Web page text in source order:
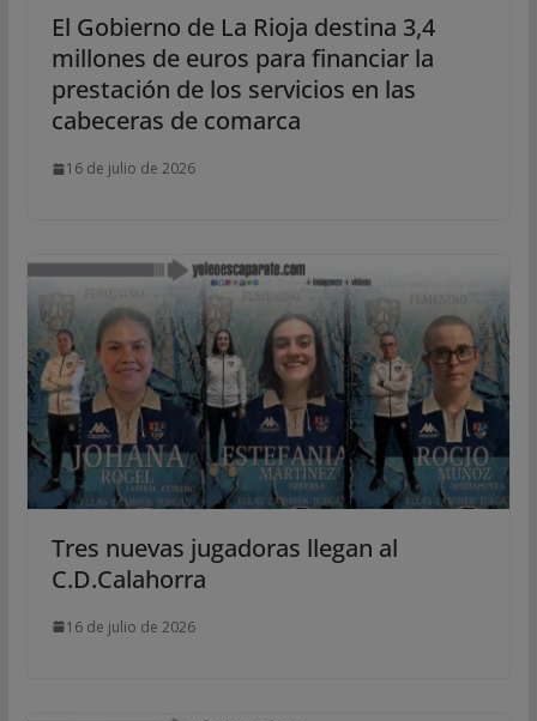
El Gobierno de La Rioja destina 3,4
millones de euros para financiar la
prestación de los servicios en las
cabeceras de comarca
16 de julio de 2026
Tres nuevas jugadoras llegan al
C.D.Calahorra
16 de julio de 2026